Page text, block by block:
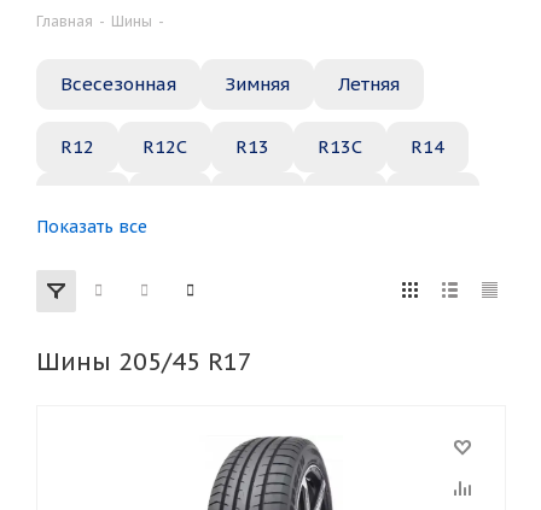
Главная - Шины -
Всесезонная Зимняя Летняя
R12 R12C R13 R13C R14
R22
155 165 185
285 295
Показать все
Шины 205/45 R17